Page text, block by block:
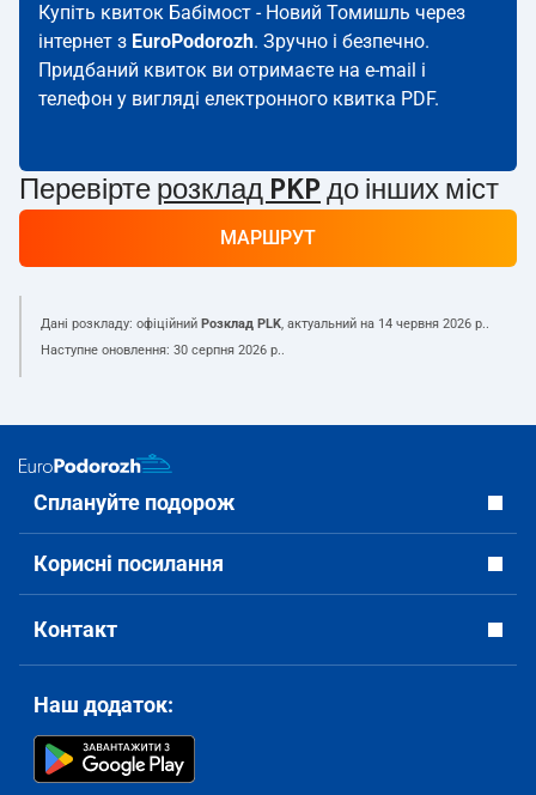
Купіть квиток Бабімост - Новий Томишль через
інтернет з EuroPodorozh. Зручно і безпечно.
Придбаний квиток ви отримаєте на e-mail і
телефон у вигляді електронного квитка PDF.
Перевірте розклад PKP до інших міст
МАРШРУТ
Дані розкладу: офіційний Розклад PLK, актуальний на 14 червня 2026 р..
Наступне оновлення: 30 серпня 2026 р..
Сплануйте подорож
Корисні посилання
Контакт
Наш додаток: